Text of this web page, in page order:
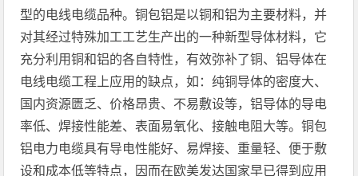
型的电线电缆品种。铜包铝是以铜和铝为主要材料，并
对其经过特殊加工工艺生产出的一种新型导体材料，它
充分利用铜和铝的各自特性，有效弥补了铜、铝导体在
电线电缆工程上应用的缺点，如：纯铜导体的密度大、
国内资源匮乏、价格昂贵、不易敷设等，铝导体的导电
率低、焊接性能差、表面易氧化、接触电阻大等。铜包
铝电力电缆具有导电性能好、易焊接、重量轻、便于敷
设和成本低等特点，因而在欧美发达国家早已得到应用